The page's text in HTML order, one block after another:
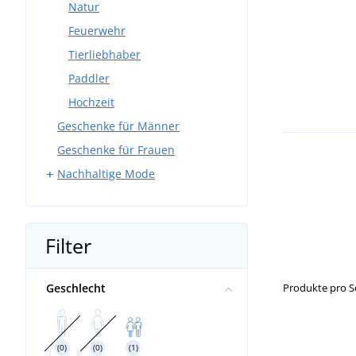
Natur
Feuerwehr
Tierliebhaber
Paddler
Hochzeit
Geschenke für Männer
Geschenke für Frauen
Nachhaltige Mode
Sweatshirts
Caps und Mützen
Sportbekleidung
Baby- und Kinderbekleidung
Handtücher und Badetücher
Taschen und Rucksäcke
Filter
Geschlecht
(0) (0) (1)
Produkte pro